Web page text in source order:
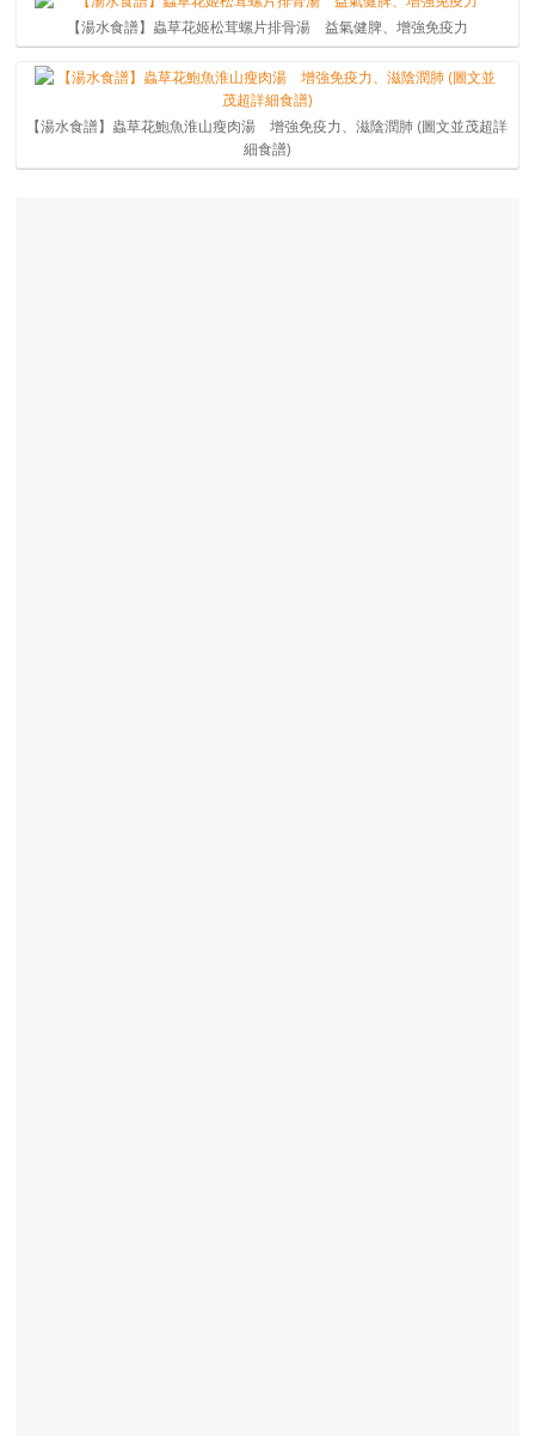
【湯水食譜】蟲草花姬松茸螺片排骨湯 益氣健脾、增強免疫力
【湯水食譜】蟲草花鮑魚淮山瘦肉湯 增強免疫力、滋陰潤肺 (圖文並茂超詳
細食譜)